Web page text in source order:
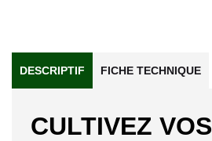
DESCRIPTIF FICHE TECHNIQUE
CULTIVEZ VOS